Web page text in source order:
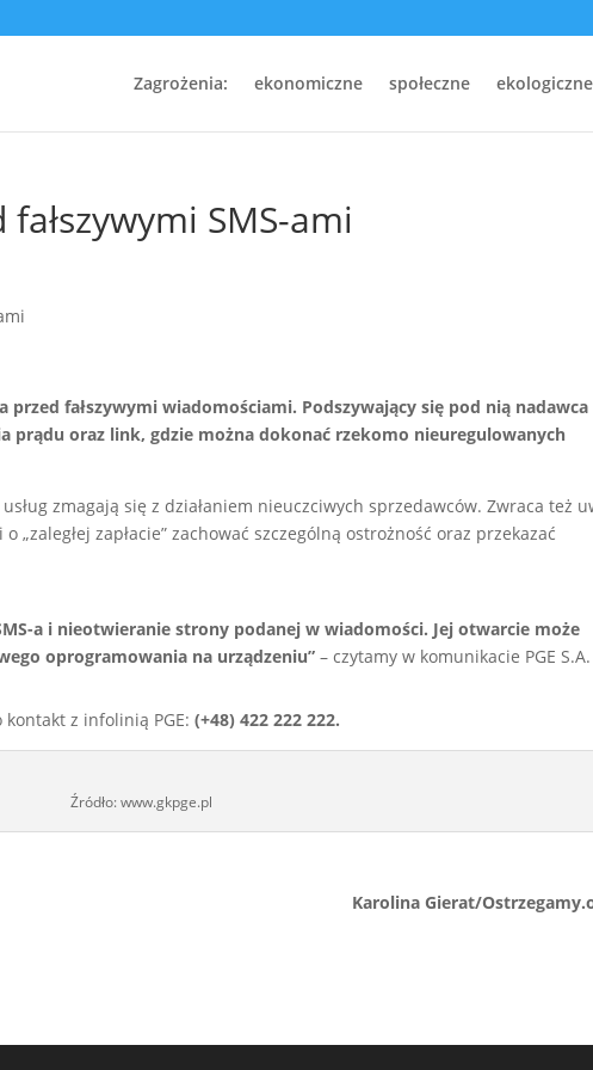
Zagrożenia: ekonomiczne społeczne ekologiczne
SMS-ami
przed fałszywymi wiadomościami. Podszywający się pod nią nadawca
prądu oraz link, gdzie można dokonać rzekomo nieuregulowanych
zmagają się z działaniem nieuczciwych sprzedawców. Zwraca też
zapłacie” zachować szczególną ostrożność oraz przekazać
a i nieotwieranie strony podanej w wiadomości. Jej otwarcie może
oprogramowania na urządzeniu”– czytamy w komunikacie PGE S.A.
kontakt z infolinią PGE:(+48) 422 222 222.
Źródło: www.gkpge.pl
Karolina Gierat/